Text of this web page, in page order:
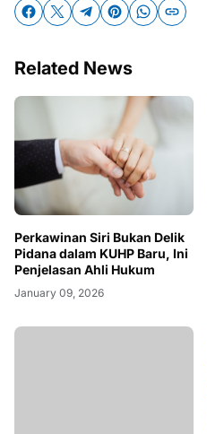
Related News
Perkawinan Siri Bukan Delik
Pidana dalam KUHP Baru, Ini
Penjelasan Ahli Hukum
January 09, 2026